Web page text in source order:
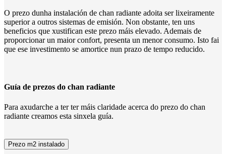
O prezo dunha instalación de chan radiante adoita ser lixeiramente
superior a outros sistemas de emisión. Non obstante, ten uns
beneficios que xustifican este prezo máis elevado. Ademais de
proporcionar un maior confort, presenta un menor consumo. Isto fai
que ese investimento se amortice nun prazo de tempo reducido.
Guía de prezos do chan radiante
Para axudarche a ter ter máis claridade acerca do prezo do chan
radiante creamos esta sinxela guía.
Prezo m2 instalado